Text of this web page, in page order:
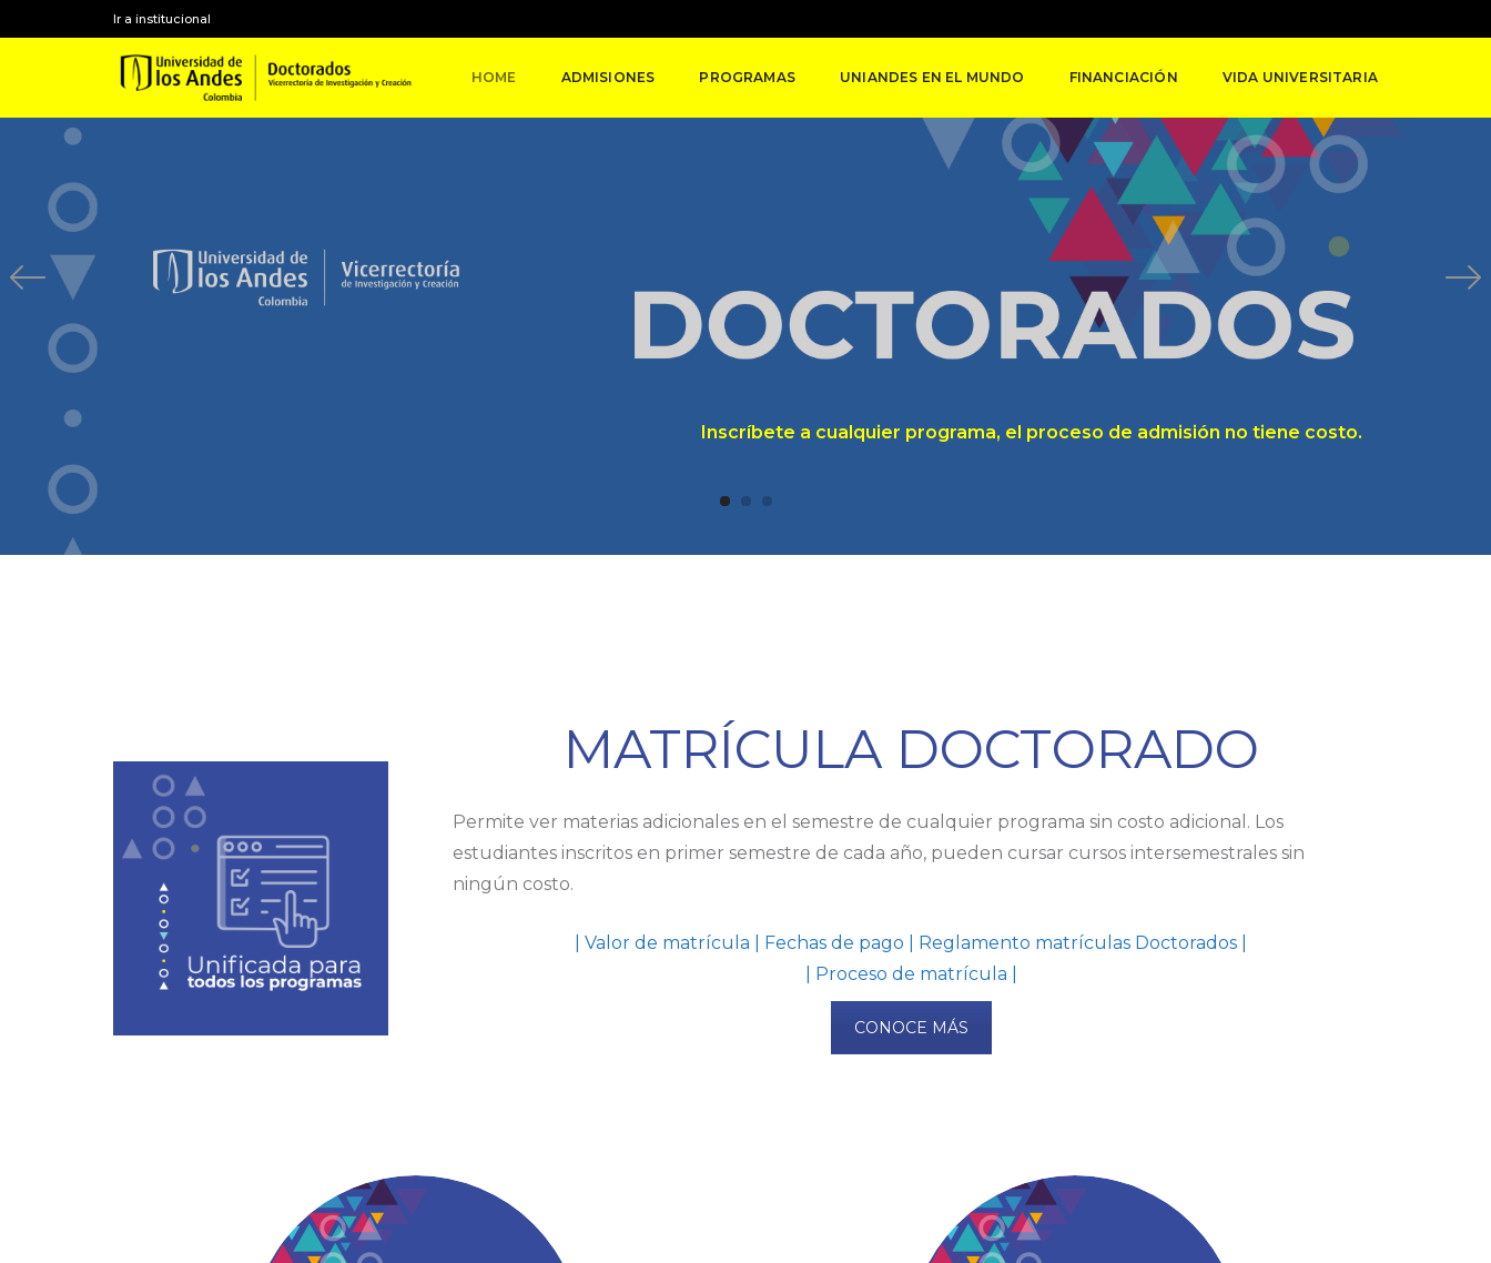
Ir a institucional
HOME ADMISIONES PROGRAMAS UNIANDES EN EL MUNDO FINANCIACIÓN VIDA UNIVERSITARIA
Inscríbete a cualquier programa, el proceso de admisión no tiene costo.
MATRÍCULA DOCTORADO
Permite ver materias adicionales en el semestre de cualquier programa sin costo adicional. Los
estudiantes inscritos en primer semestre de cada año, pueden cursar cursos intersemestrales sin
ningún costo.
|Valor de matrícula Fechas de pago Reglamento matrículas Doctorados
Proceso de matrícula
CONOCE MÁS